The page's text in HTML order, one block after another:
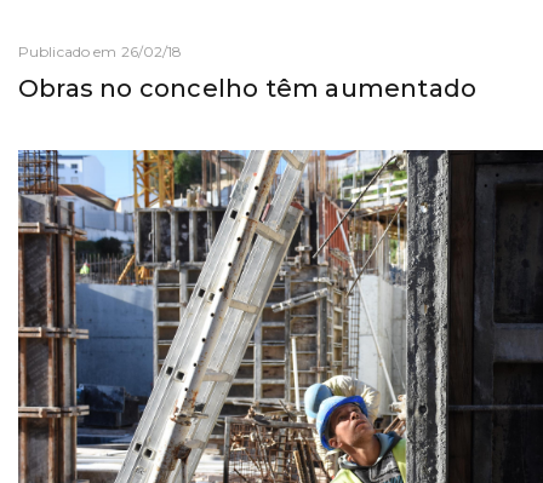
Publicado em 26/02/18
Obras no concelho têm aumentado